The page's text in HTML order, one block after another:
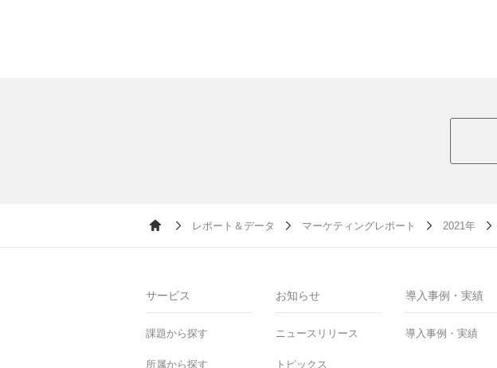
レポート＆データ マーケティングレポート 2021年
サービス
課題から探す
所属から探す
お知らせ
ニュースリリース
トピックス
導入事例・実績
導入事例・実績